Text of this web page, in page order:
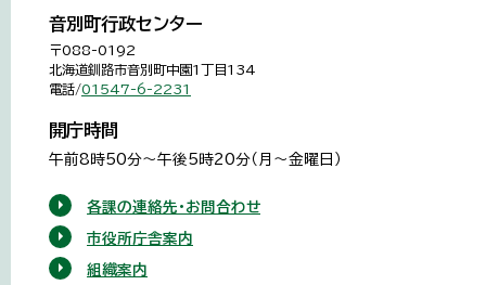
音別町行政センター
〒088-0192
北海道釧路市音別町中園1丁目134
電話/01547-6-2231
開庁時間
午前8時50分～午後5時20分（月～金曜日）
各課の連絡先・お問合わせ
市役所庁舎案内
組織案内